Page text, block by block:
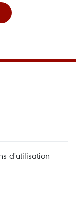
d'utilisation